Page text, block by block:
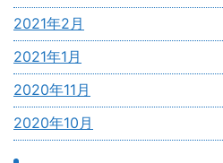
2021年2月
2021年1月
2020年11月
2020年10月